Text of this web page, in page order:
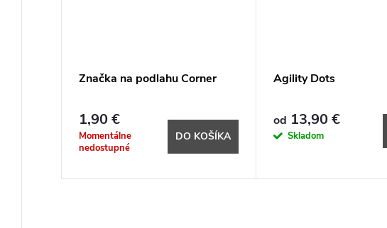
Značka na podlahu Corner
1,90 €
Momentálne
nedostupné
DO KOŠÍKA
Agility Dots
od 13,90 €
Skladom